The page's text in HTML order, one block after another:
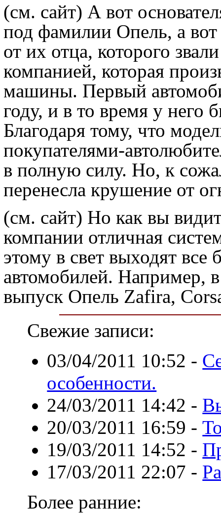
(см. сайт) А вот
под фамилии Опель, а вот
от их отца, которого
компанией, которая
машины. Первый
году, и в то время у
Благодаря тому, что
покупателями-
в полную силу. Но, к
перенесла крушение от
(см. сайт) Но как вы
компании отличная
этому в свет выходят
автомобилей. Например,
выпуск Опель Zafira,
Свежие записи:
03/04/2011 10:52 -
особенности.
24/03/2011 14:42 -
20/03/2011 16:59 -
19/03/2011 14:52 -
17/03/2011 22:07 -
Более ранние: